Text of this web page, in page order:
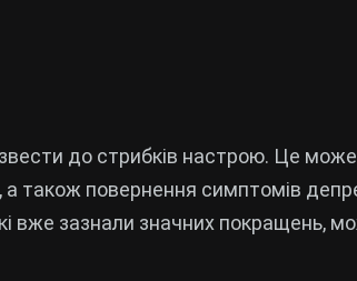
до стрибків настрою. Це
також повернення симптомів
вже зазнали значних покращень,